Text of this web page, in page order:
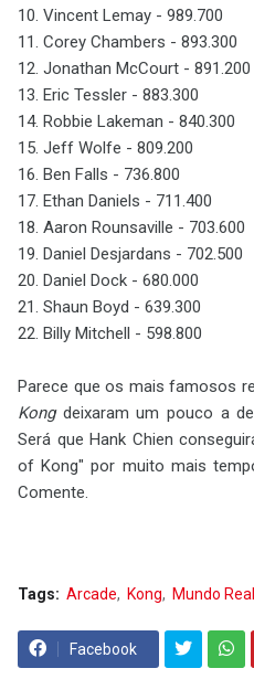
10. Vincent Lemay - 989.700
11. Corey Chambers - 893.300
12. Jonathan McCourt - 891.200
13. Eric Tessler - 883.300
14. Robbie Lakeman - 840.300
15. Jeff Wolfe - 809.200
16. Ben Falls - 736.800
17. Ethan Daniels - 711.400
18. Aaron Rounsaville - 703.600
19. Daniel Desjardans - 702.500
20. Daniel Dock - 680.000
21. Shaun Boyd - 639.300
22. Billy Mitchell - 598.800
Parece que os mais famosos
Kongdeixaram um pouco a
Será que Hank Chien
of Kong" por muito mais
Comente.
Tags: Arcade Kong Mundo Real
Facebook